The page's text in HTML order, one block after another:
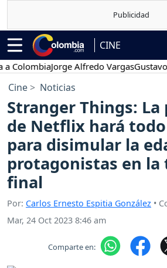
CINE
Jorge Alfredo VargasGustavo Petro
Cine Noticias
Stranger Things:
de Netflix hará
para disimular la
protagonistas en la
final
Por: Carlos Ernesto Espitia González •
Mar, 24 Oct 2023 8:46 am
Comparte en: